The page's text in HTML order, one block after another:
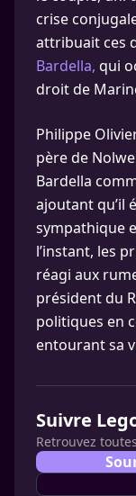
crise
attribuait ces
Bardella, qui
droit de
Philippe
père de
Bardella
ajoutant qu’il
sympathique
l’instant, les
réagi aux
président du
politiques en
entourant sa
Suivre
Retrouvez